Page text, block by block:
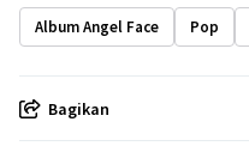
Album Angel Face Pop
Bagikan